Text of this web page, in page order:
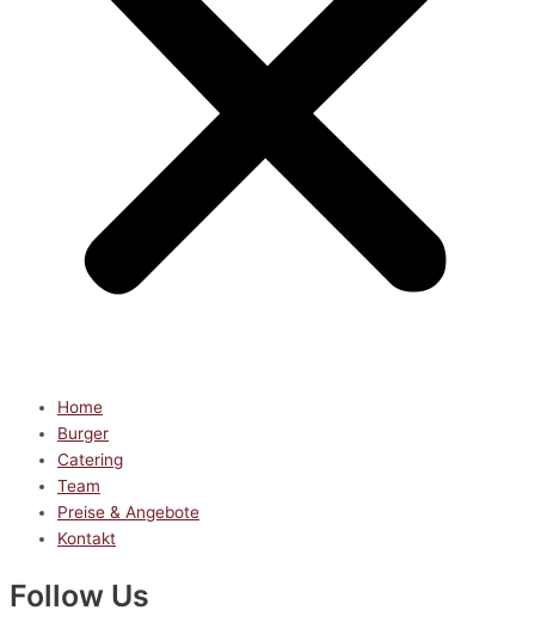
Home
Burger
Catering
Team
Preise & Angebote
Kontakt
Follow Us